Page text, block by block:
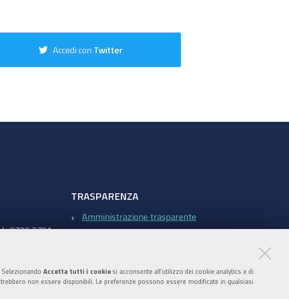
Accetta tutti i cookiesi acconsente all’utilizzo dei cookie analytics e di
non essere disponibili. Le preferenze possono essere modificate in qualsiasi
Accedi con Twitter
0736 2791
TRASPARENZA
Amministrazione trasparente